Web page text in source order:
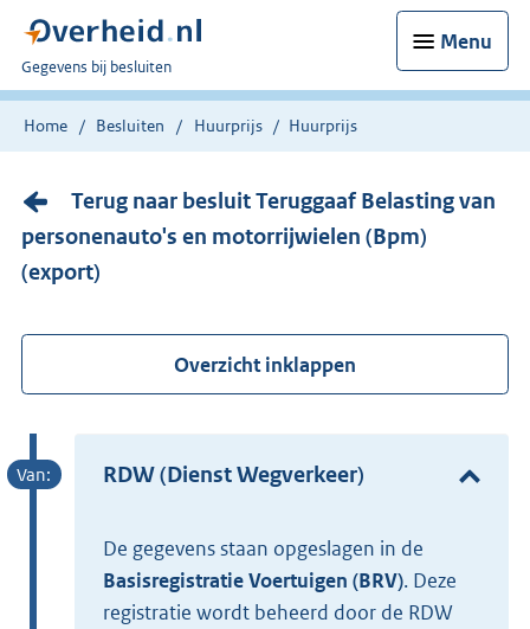
Menu
U
bent
nu
Gegevens bij besluiten
Home Besluiten Huurprijs Huurprijs
Terug naar besluit Teruggaaf Belasting van
personenauto's en motorrijwielen (Bpm)
(export)
Overzicht inklappen
RDW (Dienst Wegverkeer)
De gegevens staan opgeslagen in de
Basisregistratie Voertuigen (BRV). Deze
registratie wordt beheerd door de RDW